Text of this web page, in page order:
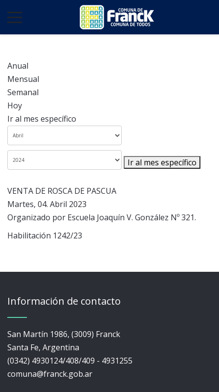
Anual
Mensual
Semanal
Hoy
Ir al mes específico
Ir al mes específico
VENTA DE ROSCA DE PASCUA
Martes, 04. Abril 2023
Organizado por Escuela Joaquín V. González Nº 321.
Habilitación 1242/23
Información de contacto
San Martín 1986, (3009) Franck
Santa Fe, Argentina
(0342) 4930124/408/409 - 4931255
comuna@franck.gob.ar